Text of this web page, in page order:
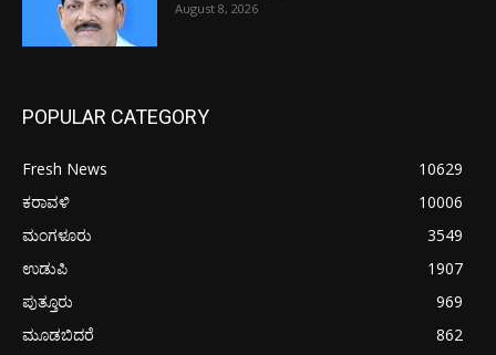
August 8, 2026
POPULAR CATEGORY
Fresh News
10629
ಕರಾವಳಿ
10006
ಮಂಗಳೂರು
3549
ಉಡುಪಿ
1907
ಪುತ್ತೂರು
969
ಮೂಡಬಿದರೆ
862